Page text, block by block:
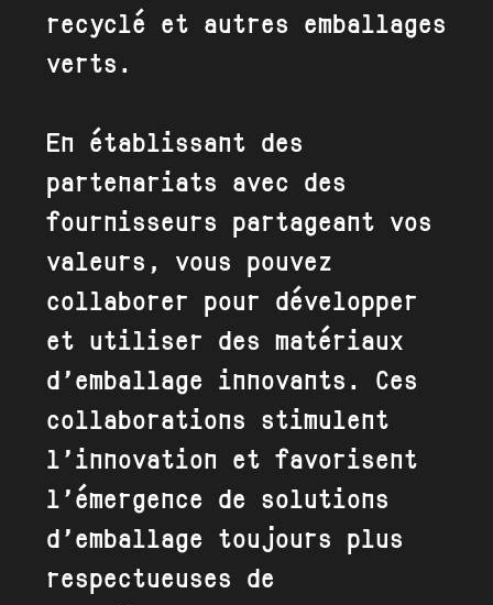
recyclé et autres emballages
verts .
En établissant des
partenariats avec des
fournisseurs partageant vos
valeurs, vous pouvez
collaborer pour développer
et utiliser des matériaux
d’emballage innovants. Ces
collaborations stimulent
l’innovation et favorisent
l’émergence de solutions
d’emballage toujours plus
respectueuses de